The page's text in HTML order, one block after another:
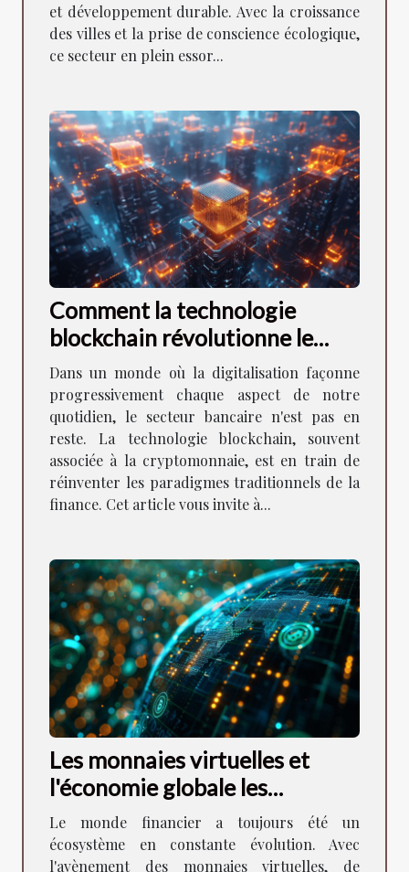
et développement durable. Avec la croissance
des villes et la prise de conscience écologique,
ce secteur en plein essor...
Comment la technologie
blockchain révolutionne le
secteur bancaire
Dans un monde où la digitalisation façonne
progressivement chaque aspect de notre
quotidien, le secteur bancaire n'est pas en
reste. La technologie blockchain, souvent
associée à la cryptomonnaie, est en train de
réinventer les paradigmes traditionnels de la
finance. Cet article vous invite à...
Les monnaies virtuelles et
l'économie globale les
tendances à surveiller
Le monde financier a toujours été un
écosystème en constante évolution. Avec
l'avènement des monnaies virtuelles, de